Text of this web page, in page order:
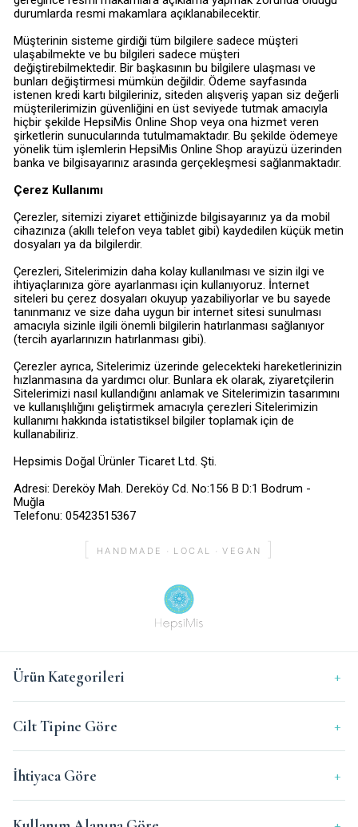
durumlarda resmi makamlara açıklanabilecektir.
Müşterinin sisteme girdiği tüm bilgilere sadece müşteri
ulaşabilmekte ve bu bilgileri sadece müşteri
değiştirebilmektedir. Bir başkasının bu bilgilere ulaşması ve
bunları değiştirmesi mümkün değildir. Ödeme sayfasında
istenen kredi kartı bilgileriniz, siteden alışveriş yapan siz değerli
müşterilerimizin güvenliğini en üst seviyede tutmak amacıyla
hiçbir şekilde HepsiMis Online Shop veya ona hizmet veren
şirketlerin sunucularında tutulmamaktadır. Bu şekilde ödemeye
yönelik tüm işlemlerin HepsiMis Online Shop arayüzü üzerinden
banka ve bilgisayarınız arasında gerçekleşmesi sağlanmaktadır.
Çerez Kullanımı
Çerezler, sitemizi ziyaret ettiğinizde bilgisayarınız ya da mobil
cihazınıza (akıllı telefon veya tablet gibi) kaydedilen küçük metin
dosyaları ya da bilgilerdir.
Çerezleri, Sitelerimizin daha kolay kullanılması ve sizin ilgi ve
ihtiyaçlarınıza göre ayarlanması için kullanıyoruz. İnternet
siteleri bu çerez dosyaları okuyup yazabiliyorlar ve bu sayede
tanınmanız ve size daha uygun bir internet sitesi sunulması
amacıyla sizinle ilgili önemli bilgilerin hatırlanması sağlanıyor
(tercih ayarlarınızın hatırlanması gibi).
Çerezler ayrıca, Sitelerimiz üzerinde gelecekteki hareketlerinizin
hızlanmasına da yardımcı olur. Bunlara ek olarak, ziyaretçilerin
Sitelerimizi nasıl kullandığını anlamak ve Sitelerimizin tasarımını
ve kullanışlılığını geliştirmek amacıyla çerezleri Sitelerimizin
kullanımı hakkında istatistiksel bilgiler toplamak için de
kullanabiliriz.
Hepsimis Doğal Ürünler Ticaret Ltd. Şti.
Adresi: Dereköy Mah. Dereköy Cd. No:156 B D:1 Bodrum -
Muğla
Telefonu: 05423515367
[ HANDMADE · LOCAL · VEGAN ]
Ürün Kategorileri
Vücut
Makyaj
Cilt Tipine Göre
Hassas / Atopik
İhtiyaca Göre